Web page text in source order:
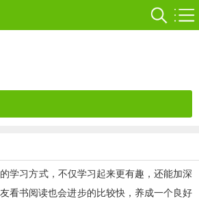
学习方式，不仅学习起来更有趣，还能加深
看书阅读也会进步的比较快，养成一个良好